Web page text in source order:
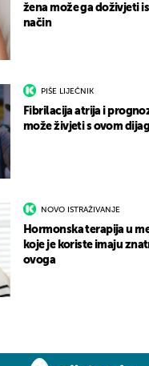
žena može ga doživjeti
način
PIŠE LIJEČNIK
Fibrilacija atrija i
može živjeti s ovom
NOVO ISTRAŽIVANJE
Hormonska terapija u
koje je koriste imaju
ovoga